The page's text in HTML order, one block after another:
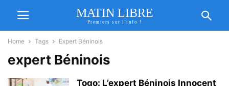
MATIN LIBRE
Premiers sur l'info !
Home Tags Expert Béninois
expert Béninois
Togo: L’expert Béninois Innocent